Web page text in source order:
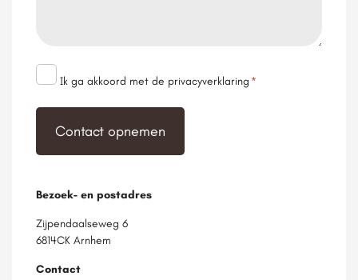
Toestemming
Ik ga akkoord met de privacyverklaring *
Bezoek- en postadres
Zijpendaalseweg 6
6814CK Arnhem
Contact